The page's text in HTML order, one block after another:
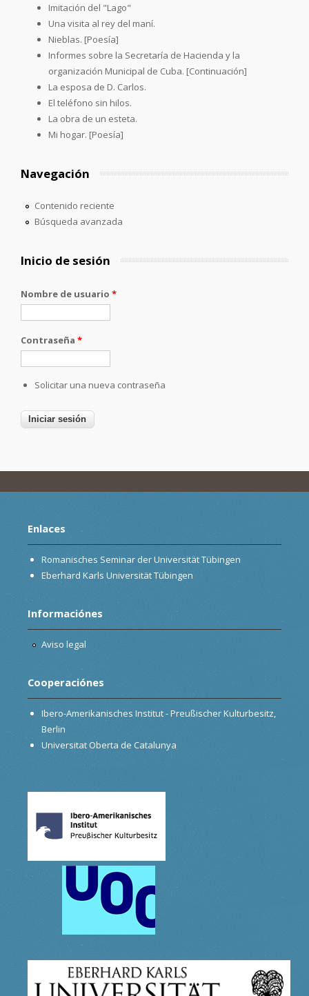
Imitación del "Lago"
Una visita al rey del maní.
Nieblas. [Poesía]
Informes sobre la Secretaría de Hacienda y la
organización Municipal de Cuba. [Continuación]
La esposa de D. Carlos.
El teléfono sin hilos.
La obra de un esteta.
Mi hogar. [Poesía]
Navegación
Contenido reciente
Búsqueda avanzada
Inicio de sesión
Nombre de usuario *
Contraseña *
Solicitar una nueva contraseña
Enlaces
Romanisches Seminar der Universität Tübingen
Eberhard Karls Universität Tübingen
Informaciónes
Aviso legal
Cooperaciónes
Ibero-Amerikanisches Institut - Preußischer Kulturbesitz,
Berlin
Universitat Oberta de Catalunya